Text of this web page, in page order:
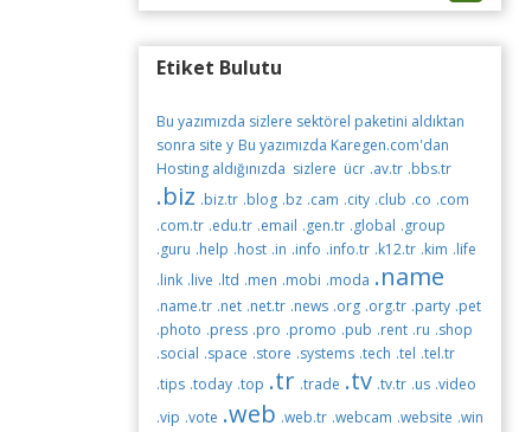
Etiket Bulutu
Bu yazımızda sizlere sektörel paketini aldıktan
sonra site y Bu yazımızda Karegen.com'dan
Hosting aldığınızda sizlere ücr .av.tr .bbs.tr
.biz .biz.tr .blog .bz .cam .city .club .co .com
.com.tr .edu.tr .email .gen.tr .global .group
.guru .help .host .in .info .info.tr .k12.tr .kim .life
.link .live .ltd .men .mobi .moda .name
.name.tr .net .net.tr .news .org .org.tr .party .pet
.photo .press .pro .promo .pub .rent .ru .shop
.social .space .store .systems .tech .tel .tel.tr
.tips .today .top .tr .trade .tv .tv.tr .us .video
.vip .vote .web .web.tr .webcam .website .win